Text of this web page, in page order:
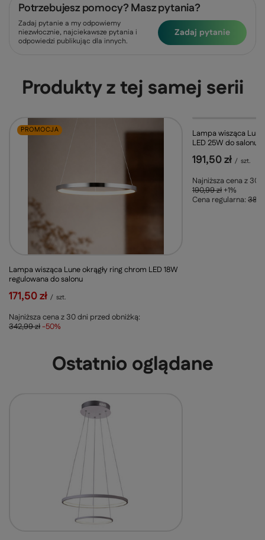
Potrzebujesz pomocy? Masz pytania?
Zadaj pytanie a my odpowiemy
niezwłocznie, najciekawsze pytania i
odpowiedzi publikując dla innych.
Zadaj pytanie
Produkty z tej samej serii
PROMOCJA
Lampa wisząca Lune okrągły ring chrom LED 18W
regulowana do salonu
171,50 zł / szt.
Najniższa cena z 30 dni przed obniżką:
342,99 zł-50%
OKAZJA
Lampa wisząca
LED 25W do salonu
191,50 zł / szt.
Najniższa cena z 30
190,99 zł+1%
Cena regularna:
Ostatnio oglądane